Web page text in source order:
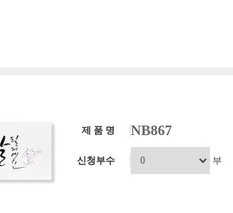
제 품 명 NB867
신청부수 부